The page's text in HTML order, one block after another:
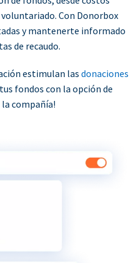
Con Donorbox
y mantenerte informado
de recaudo.
estimulan las donaciones
fondos con la opción de
compañía!